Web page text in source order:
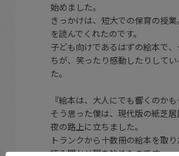
始めました。
きっかけは、短大での保育の授
を読んでくれたのです。
子ども向けであるはずの絵本で
ちが、笑ったり感動したりして
た。
『絵本は、大人にでも響くのかも
そう思った僕は、現代版の紙芝居
夜の路上に立ちました。
トランクから十数冊の絵本を取り
読み聞かせ屋を始めたのです。